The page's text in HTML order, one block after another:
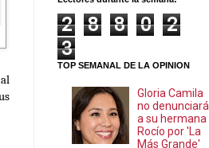
2 8 8 0
2
3
TOP SEMANAL DE LA OPINION
Gloria Camila
no denunciará
a su hermana
Rocío por 'La
Más Grande'